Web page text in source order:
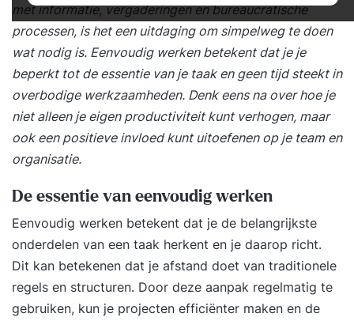
met informatie, vergaderingen en bureaucratische
processen, is het een uitdaging om simpelweg te doen
wat nodig is. Eenvoudig werken betekent dat je je
beperkt tot de essentie van je taak en geen tijd steekt in
overbodige werkzaamheden. Denk eens na over hoe je
niet alleen je eigen productiviteit kunt verhogen, maar
ook een positieve invloed kunt uitoefenen op je team en
organisatie.
De essentie van eenvoudig werken
Eenvoudig werken betekent dat je de belangrijkste
onderdelen van een taak herkent en je daarop richt.
Dit kan betekenen dat je afstand doet van traditionele
regels en structuren. Door deze aanpak regelmatig te
gebruiken, kun je projecten efficiënter maken en de